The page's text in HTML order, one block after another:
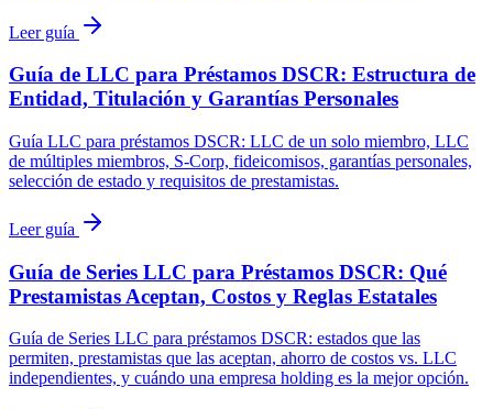
Leer guía
Guía de LLC para Préstamos DSCR: Estructura de
Entidad, Titulación y Garantías Personales
Guía LLC para préstamos DSCR: LLC de un solo miembro, LLC
de múltiples miembros, S-Corp, fideicomisos, garantías personales,
selección de estado y requisitos de prestamistas.
Leer guía
Guía de Series LLC para Préstamos DSCR: Qué
Prestamistas Aceptan, Costos y Reglas Estatales
Guía de Series LLC para préstamos DSCR: estados que las
permiten, prestamistas que las aceptan, ahorro de costos vs. LLC
independientes, y cuándo una empresa holding es la mejor opción.